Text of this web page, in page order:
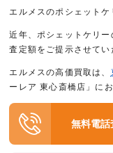
エルメスのポシェットケ
近年、ポシェットケリ
査定額をご提示させてい
エルメスの高価買取は、
ーレア 東心斎橋店」に
無料電話